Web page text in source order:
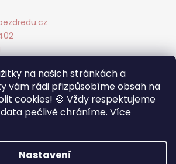
na našich stránkách a
vám rádi přizpůsobíme obsah na
cookies! 🍪 Vždy respektujeme
pečlivě chráníme. Více
Nastavení
- Smečka z Mníšku